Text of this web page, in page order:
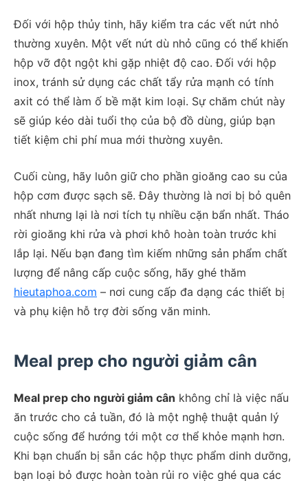
Đối với hộp thủy tinh, hãy kiểm tra các vết nứt nhỏ
thường xuyên. Một vết nứt dù nhỏ cũng có thể khiến
hộp vỡ đột ngột khi gặp nhiệt độ cao. Đối với hộp
inox, tránh sử dụng các chất tẩy rửa mạnh có tính
axit có thể làm ố bề mặt kim loại. Sự chăm chút này
sẽ giúp kéo dài tuổi thọ của bộ đồ dùng, giúp bạn
tiết kiệm chi phí mua mới thường xuyên.
Cuối cùng, hãy luôn giữ cho phần gioăng cao su của
hộp cơm được sạch sẽ. Đây thường là nơi bị bỏ quên
nhất nhưng lại là nơi tích tụ nhiều cặn bẩn nhất. Tháo
rời gioăng khi rửa và phơi khô hoàn toàn trước khi
lắp lại. Nếu bạn đang tìm kiếm những sản phẩm chất
lượng để nâng cấp cuộc sống, hãy ghé thăm
hieutaphoa.com – nơi cung cấp đa dạng các thiết bị
và phụ kiện hỗ trợ đời sống văn minh.
Meal prep cho người giảm cân
Meal prep cho người giảm cân không chỉ là việc nấu
ăn trước cho cả tuần, đó là một nghệ thuật quản lý
cuộc sống để hướng tới một cơ thể khỏe mạnh hơn.
Khi bạn chuẩn bị sẵn các hộp thực phẩm dinh dưỡng,
bạn loại bỏ được hoàn toàn rủi ro việc ghé qua các